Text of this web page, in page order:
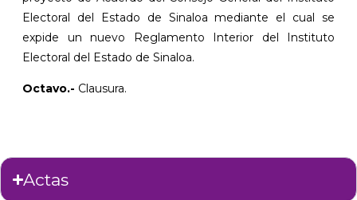
Electoral del Estado de Sinaloa mediante el cual se
expide un nuevo Reglamento Interior del Instituto
Electoral del Estado de Sinaloa.
Octavo.- Clausura.
Actas